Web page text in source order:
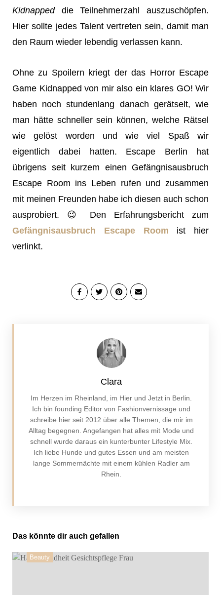
Kidnapped die Teilnehmerzahl auszuschöpfen.
Hier sollte jedes Talent vertreten sein, damit man
den Raum wieder lebendig verlassen kann.
Ohne zu Spoilern kriegt der das Horror Escape
Game Kidnapped von mir also ein klares GO! Wir
haben noch stundenlang danach gerätselt, wie
man hätte schneller sein können, welche Rätsel
wie gelöst worden und wie viel Spaß wir
eigentlich dabei hatten. Escape Berlin hat
übrigens seit kurzem einen Gefängnisausbruch
Escape Room ins Leben rufen und zusammen
mit meinen Freunden habe ich diesen auch schon
ausprobiert. 😉 Den Erfahrungsbericht zum
Gefängnisausbruch Escape Room ist hier
verlinkt.
Clara
Im Herzen im Rheinland, im Hier und Jetzt in Berlin.
Ich bin founding Editor von Fashionvernissage und
schreibe hier seit 2012 über alle Themen, die mir im
Alltag begegnen. Angefangen hat alles mit Mode und
schnell wurde daraus ein kunterbunter Lifestyle Mix.
Ich liebe Hunde und gutes Essen und am meisten
lange Sommernächte mit einem kühlen Radler am
Rhein.
Das könnte dir auch gefallen
Beauty